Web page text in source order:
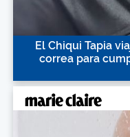
El Chiqui Tapia
correa para